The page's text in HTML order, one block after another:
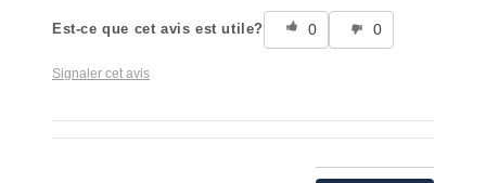
Est-ce que cet avis est utile? 0 0
Signaler cet avis